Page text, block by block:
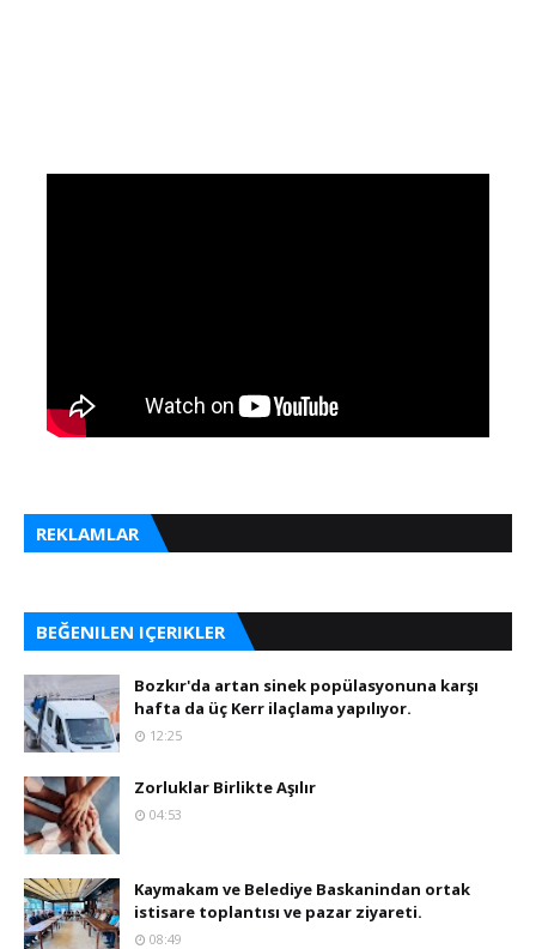
REKLAMLAR
BEĞENILEN IÇERIKLER
Bozkır'da artan sinek popülasyonuna karşı
hafta da üç Kerr ilaçlama yapılıyor.
12:25
Zorluklar Birlikte Aşılır
04:53
Kaymakam ve Belediye Baskanindan ortak
istisare toplantısı ve pazar ziyareti.
08:49